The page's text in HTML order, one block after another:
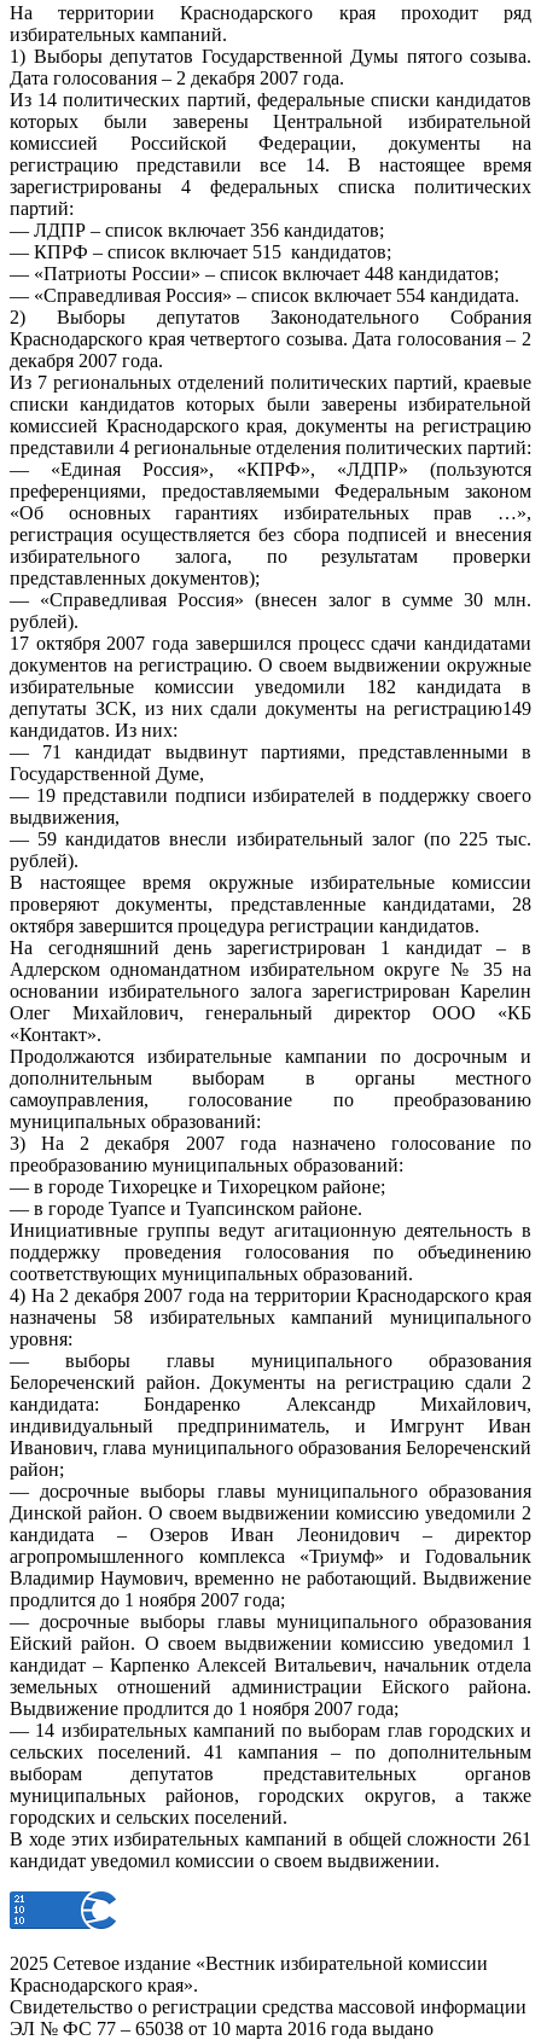
На территории Краснодарского края проходит ряд
избирательных кампаний.
1) Выборы депутатов Государственной Думы пятого созыва.
Дата голосования – 2 декабря 2007 года.
Из 14 политических партий, федеральные списки кандидатов
которых были заверены Центральной избирательной
комиссией Российской Федерации, документы на
регистрацию представили все 14. В настоящее время
зарегистрированы 4 федеральных списка политических
партий:
— ЛДПР – список включает 356 кандидатов;
— КПРФ – список включает 515 кандидатов;
— «Патриоты России» – список включает 448 кандидатов;
— «Справедливая Россия» – список включает 554 кандидата.
2) Выборы депутатов Законодательного Собрания
Краснодарского края четвертого созыва. Дата голосования – 2
декабря 2007 года.
Из 7 региональных отделений политических партий, краевые
списки кандидатов которых были заверены избирательной
комиссией Краснодарского края, документы на регистрацию
представили 4 региональные отделения политических партий:
— «Единая Россия», «КПРФ», «ЛДПР» (пользуются
преференциями, предоставляемыми Федеральным законом
«Об основных гарантиях избирательных прав …»,
регистрация осуществляется без сбора подписей и внесения
избирательного залога, по результатам проверки
представленных документов);
— «Справедливая Россия» (внесен залог в сумме 30 млн.
рублей).
17 октября 2007 года завершился процесс сдачи кандидатами
документов на регистрацию. О своем выдвижении окружные
избирательные комиссии уведомили 182 кандидата в
депутаты ЗСК, из них сдали документы на регистрацию149
кандидатов. Из них:
— 71 кандидат выдвинут партиями, представленными в
Государственной Думе,
— 19 представили подписи избирателей в поддержку своего
выдвижения,
— 59 кандидатов внесли избирательный залог (по 225 тыс.
рублей).
В настоящее время окружные избирательные комиссии
проверяют документы, представленные кандидатами, 28
октября завершится процедура регистрации кандидатов.
На сегодняшний день зарегистрирован 1 кандидат – в
Адлерском одномандатном избирательном округе № 35 на
основании избирательного залога зарегистрирован Карелин
Олег Михайлович, генеральный директор ООО «КБ
«Контакт».
Продолжаются избирательные кампании по досрочным и
дополнительным выборам в органы местного
самоуправления, голосование по преобразованию
муниципальных образований:
3) На 2 декабря 2007 года назначено голосование по
преобразованию муниципальных образований:
— в городе Тихорецке и Тихорецком районе;
— в городе Туапсе и Туапсинском районе.
Инициативные группы ведут агитационную деятельность в
поддержку проведения голосования по объединению
соответствующих муниципальных образований.
4) На 2 декабря 2007 года на территории Краснодарского края
назначены 58 избирательных кампаний муниципального
уровня:
— выборы главы муниципального образования
Белореченский район. Документы на регистрацию сдали 2
кандидата: Бондаренко Александр Михайлович,
индивидуальный предприниматель, и Имгрунт Иван
Иванович, глава муниципального образования Белореченский
район;
— досрочные выборы главы муниципального образования
Динской район. О своем выдвижении комиссию уведомили 2
кандидата – Озеров Иван Леонидович – директор
агропромышленного комплекса «Триумф» и Годовальник
Владимир Наумович, временно не работающий. Выдвижение
продлится до 1 ноября 2007 года;
— досрочные выборы главы муниципального образования
Ейский район. О своем выдвижении комиссию уведомил 1
кандидат – Карпенко Алексей Витальевич, начальник отдела
земельных отношений администрации Ейского района.
Выдвижение продлится до 1 ноября 2007 года;
— 14 избирательных кампаний по выборам глав городских и
сельских поселений. 41 кампания – по дополнительным
выборам депутатов представительных органов
муниципальных районов, городских округов, а также
городских и сельских поселений.
В ходе этих избирательных кампаний в общей сложности 261
кандидат уведомил комиссии о своем выдвижении.
2025 Сетевое издание «Вестник избирательной комиссии
Краснодарского края».
Свидетельство о регистрации средства массовой информации
ЭЛ № ФС 77 – 65038 от 10 марта 2016 года выдано